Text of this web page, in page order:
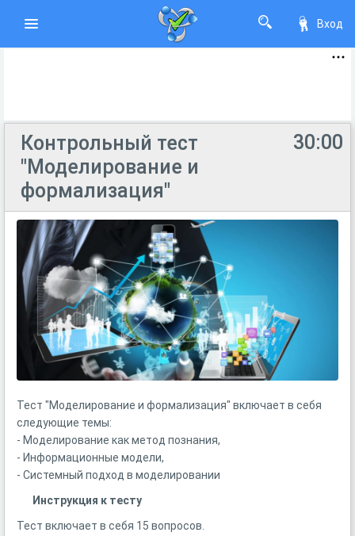
Вход
30:00
Контрольный тест
"Моделирование и
формализация"
Тест "Моделирование и формализация" включает в себя
следующие темы:
- Моделирование как метод познания,
- Информационные модели,
- Системный подход в моделировании
Инструкция к тесту
Тест включает в себя 15 вопросов.